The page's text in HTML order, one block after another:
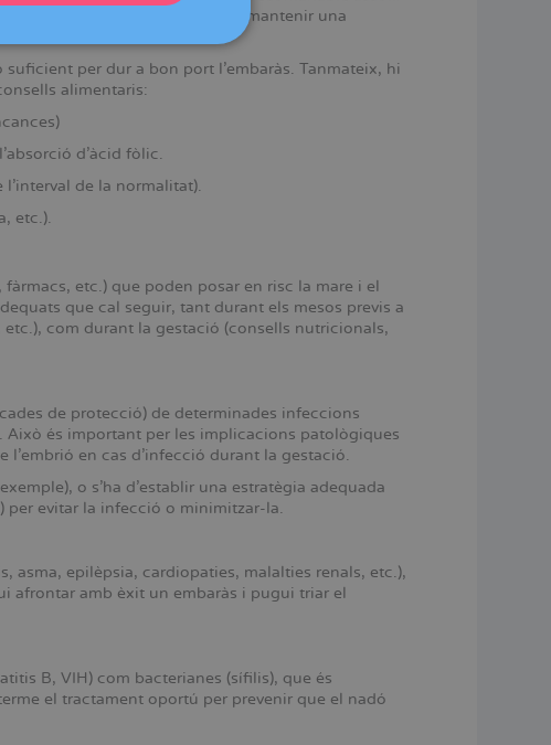
o altres drogues, i mantenir una
per dur a bon port l’embaràs. Tanmateix, hi
alimentaris:
d’àcid fòlic.
de la normalitat).
etc.).
etc.) que poden posar en risc la mare i el
que cal seguir, tant durant els mesos previs a
com durant la gestació (consells nutricionals,
de protecció) de determinades infeccions
Això és important per les implicacions patològiques
en cas d’infecció durant la gestació.
o s’ha d’establir una estratègia adequada
per evitar la infecció o minimitzar-la.
asma, epilèpsia, cardiopaties, malalties renals, etc.),
afrontar amb èxit un embaràs i pugui triar el
B, VIH) com bacterianes (sífilis), que és
el tractament oportú per prevenir que el nadó